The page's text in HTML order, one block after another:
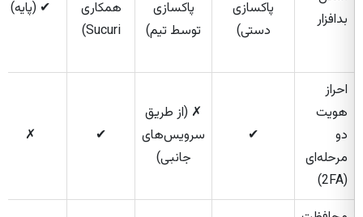
بدافزار
پاکسازی
دستی)
پاکسازی
توسط تیم)
همکاری
Sucuri)
✔ (پایه)
احراز
هویت
دو
مرحله‌ای
(2FA)
✔
✗ (از طریق
سرویس‌های
جانبی)
✔
✗